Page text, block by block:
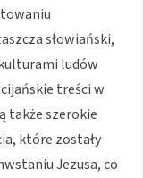
słowiański,
ludów
treści w
także szerokie
które zostały
Jezusa, co